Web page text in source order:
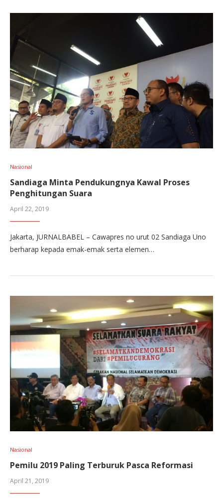
Nasional
Sandiaga Minta Pendukungnya Kawal Proses
Penghitungan Suara
April 22, 2019
Jakarta, JURNALBABEL – Cawapres no urut 02 Sandiaga Uno
berharap kepada emak-emak serta elemen…
Nasional
Pemilu 2019 Paling Terburuk Pasca Reformasi
April 21, 2019